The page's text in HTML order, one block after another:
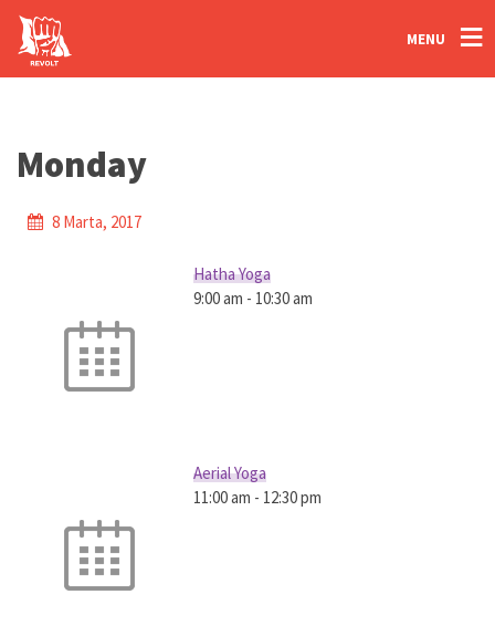
MENU
Monday
8 Marta, 2017
Hatha Yoga
9:00 am - 10:30 am
Aerial Yoga
11:00 am - 12:30 pm